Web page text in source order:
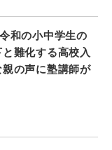
和の小中学生の
難化する高校入
の声に塾講師が